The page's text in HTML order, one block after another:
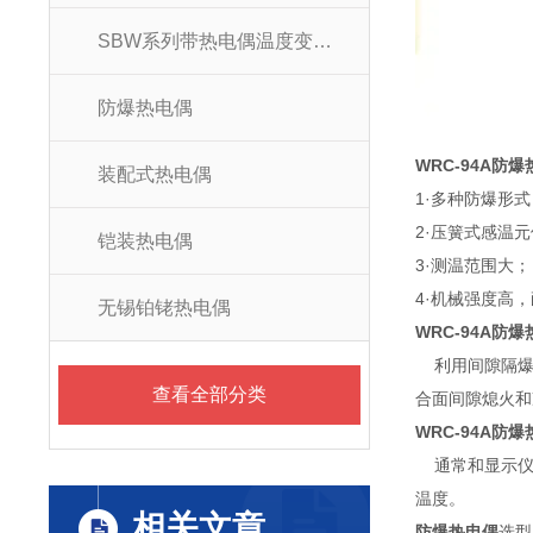
SBW系列带热电偶温度变送器
防爆热电偶
装配式热电偶
铠装热电偶
无锡铂铑热电偶
查看全部分类
WRC-94A防爆
1·多种防爆形
2·压簧式感温
3·测温范围大；
4·机械强度高
WRC-94A防爆
利用间隙隔爆
合面间隙熄火
WRC-94A防爆
通常和显示仪
温度。